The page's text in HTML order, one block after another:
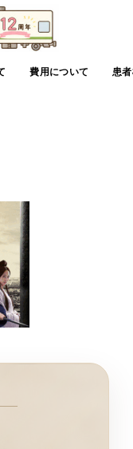
費用について 患